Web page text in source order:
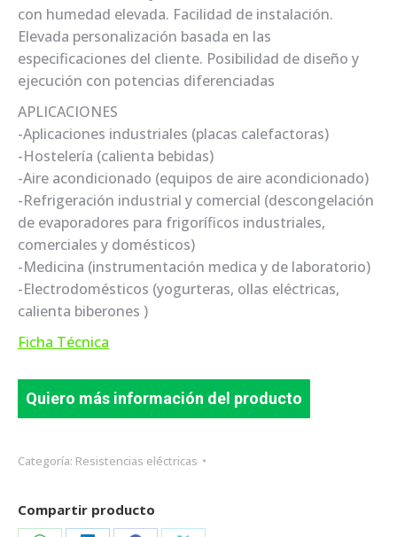
con humedad elevada. Facilidad de instalación.
Elevada personalización basada en las
especificaciones del cliente. Posibilidad de diseño y
ejecución con potencias diferenciadas
APLICACIONES
-Aplicaciones industriales (placas calefactoras)
-Hostelería (calienta bebidas)
-Aire acondicionado (equipos de aire acondicionado)
-Refrigeración industrial y comercial (descongelación
de evaporadores para frigoríficos industriales,
comerciales y domésticos)
-Medicina (instrumentación medica y de laboratorio)
-Electrodomésticos (yogurteras, ollas eléctricas,
calienta biberones )
Ficha Técnica
Quiero más información del producto
Categoría: Resistencias eléctricas
Compartir producto